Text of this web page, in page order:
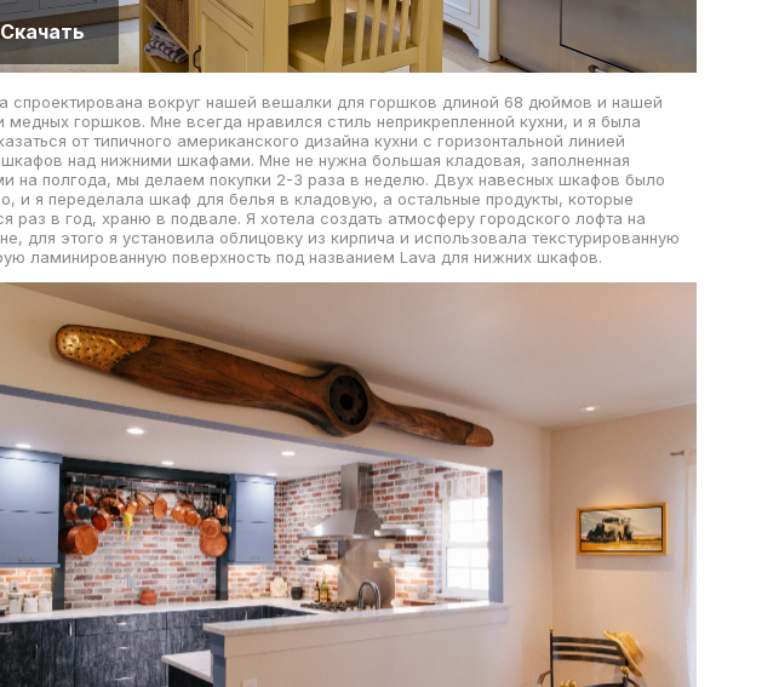
Скачать
спроектирована вокруг нашей вешалки для горшков длиной 68 дюймов и нашей
медных горшков. Мне всегда нравился стиль неприкрепленной кухни, и я была
от типичного американского дизайна кухни с горизонтальной линией
над нижними шкафами. Мне не нужна большая кладовая, заполненная
на полгода, мы делаем покупки 2-3 раза в неделю. Двух навесных шкафов было
и я переделала шкаф для белья в кладовую, а остальные продукты, которые
раз в год, храню в подвале. Я хотела создать атмосферу городского лофта на
для этого я установила облицовку из кирпича и использовала текстурированную
ламинированную поверхность под названием Lava для нижних шкафов.